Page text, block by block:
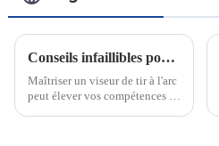
Conseils infaillibles pour maîtriser les viseurs de tir à l'arc
Maîtriser un viseur de tir à l'arc
peut élever vos compétences en